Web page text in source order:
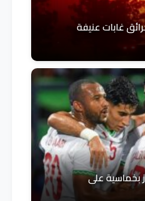
غابات عنيفة
بخماسية على